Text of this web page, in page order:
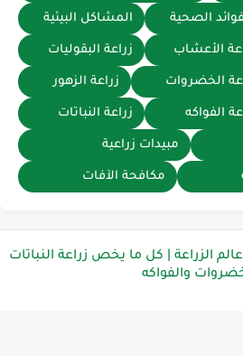
الصحية المشاكل البيئية
الأعشاب زراعة البقوليات
الخضروات زراعة الزهور
الفواكه زراعة النباتات
مبيدات زراعية
مكافحة الآفات
الزراعة | كل ما يخص زراعة النباتات
والفواكه